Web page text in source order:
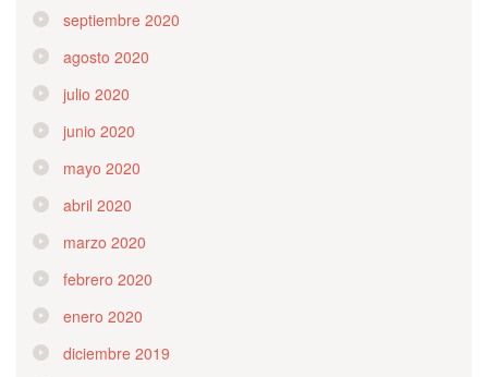
septiembre 2020
agosto 2020
julio 2020
junio 2020
mayo 2020
abril 2020
marzo 2020
febrero 2020
enero 2020
diciembre 2019